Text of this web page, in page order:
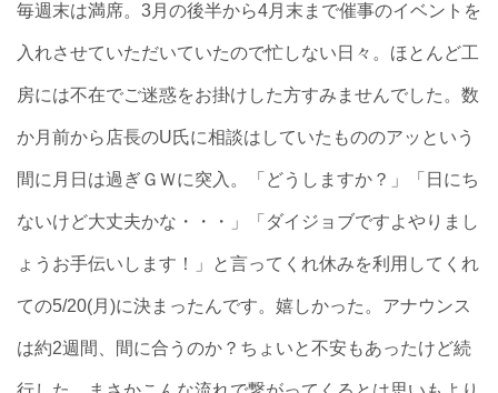
毎週末は満席。3月の後半から4月末まで催事のイベントを
入れさせていただいていたので忙しない日々。ほとんど工
房には不在でご迷惑をお掛けした方すみませんでした。数
か月前から店長のU氏に相談はしていたもののアッという
間に月日は過ぎＧＷに突入。「どうしますか？」「日にち
ないけど大丈夫かな・・・」「ダイジョブですよやりまし
ょうお手伝いします！」と言ってくれ休みを利用してくれ
ての5/20(月)に決まったんです。嬉しかった。アナウンス
は約2週間、間に合うのか？ちょいと不安もあったけど続